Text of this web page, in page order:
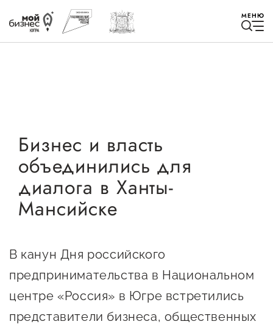
МЕНЮ
Быть в курсе
Истории успеха
Новости
Онлайн-витрина продукции
Социальные сети "Мой
Бизнес Югра"
Бизнес и власть
объединились для
диалога в Ханты-
Мансийске
В канун Дня российского
предпринимательства в Национальном
центре «Россия» в Югре встретились
представители бизнеса, общественных